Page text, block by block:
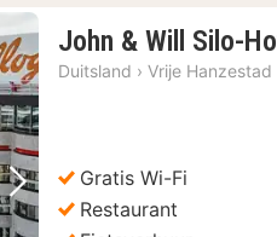
Volgende foto
John & Will Silo-
Duitsland › Vrije Hanzestad
Gratis Wi-Fi
Restaurant